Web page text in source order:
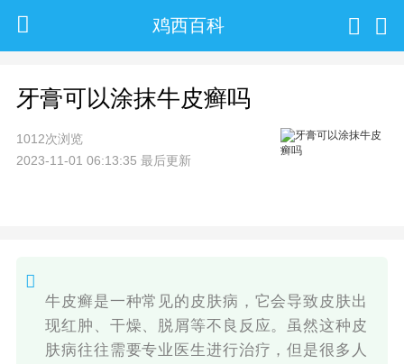
鸡西百科
牙膏可以涂抹牛皮癣吗
1012次浏览
2023-11-01 06:13:35 最后更新
牛皮癣是一种常见的皮肤病，它会导致皮肤出
现红肿、干燥、脱屑等不良反应。虽然这种皮
肤病往往需要专业医生进行治疗，但是很多人